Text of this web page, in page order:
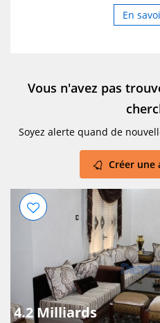
En
Vous n'avez pas
Soyez alerte quand de
Créer une
4.2 Milliards